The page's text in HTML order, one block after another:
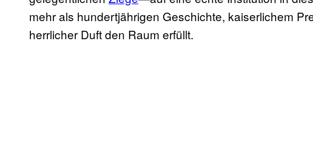
mehr als hundertjährigen Geschichte, kaiserlichem
herrlicher Duft den Raum erfüllt.